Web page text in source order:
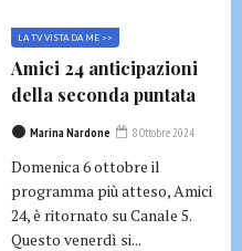
LA TV VISTA DA ME >>
Amici 24 anticipazioni
della seconda puntata
Marina Nardone 8 Ottobre 2024
Domenica 6 ottobre il
programma più atteso, Amici
24, è ritornato su Canale 5.
Questo venerdì si...